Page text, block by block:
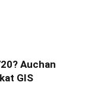
Auchan
GIS